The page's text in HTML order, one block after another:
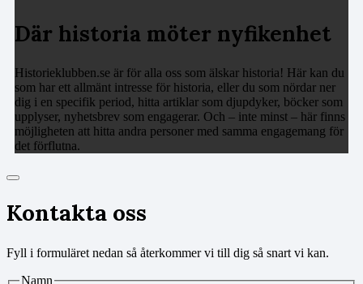
Där historia möter nyfikenhet
Historieklubben.se är för alla oss som älskar historia! Här kan du
som har ett allmänt intresse för historia, eller du som nördar ner
dig i en specifik period, hitta artiklar som djupdyker, böcker som
upplyser, nyhetsbrev som engagerar. Och – inte minst – här finns
möjligheten att hitta andra personer med samma engagemang för
det förflutna.
Kontakta oss
Fyll i formuläret nedan så återkommer vi till dig så snart vi kan.
Namn